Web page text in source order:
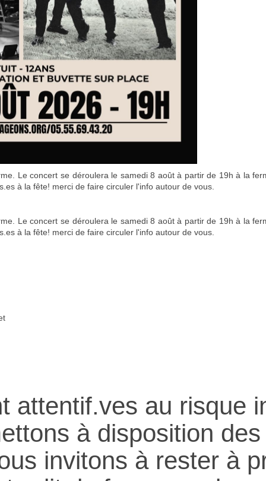
Le concert se déroulera le samedi 8 août à partir de 19h à la
à la fête! merci de faire circuler l'info autour de vous.
Le concert se déroulera le samedi 8 août à partir de 19h à la
à la fête! merci de faire circuler l'info autour de vous.
attentif.ves au risque
à disposition
invitons à rester à